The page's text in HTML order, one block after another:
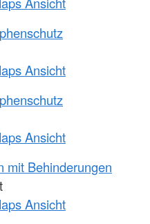
Ansicht
Ansicht
mit Behinderungen
Ansicht